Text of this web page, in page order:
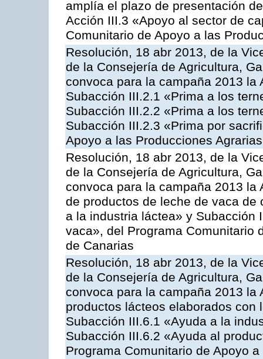
amplía el plazo de presentación
Acción III.3 «Apoyo al sector de
Comunitario de Apoyo a las
Resolución, 18 abr 2013, de la
de la Consejería de Agricultura,
convoca para la campaña 2013
Subacción III.2.1 «Prima a los
Subacción III.2.2 «Prima a los
Subacción III.2.3 «Prima por
Apoyo a las Producciones
Resolución, 18 abr 2013, de la
de la Consejería de Agricultura,
convoca para la campaña 2013
de productos de leche de vaca
a la industria láctea» y Subacción
vaca», del Programa Comunitario
de Canarias
Resolución, 18 abr 2013, de la
de la Consejería de Agricultura,
convoca para la campaña 2013
productos lácteos elaborados
Subacción III.6.1 «Ayuda a la
Subacción III.6.2 «Ayuda al
Programa Comunitario de Apoyo